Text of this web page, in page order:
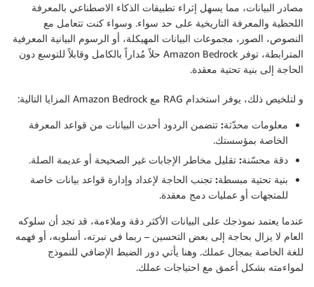
مصادر البيانات، مما يسهل إثراء تطبيقات الذكاء الاصطناعي بالمعرفة
اللحظية والمعرفة التاريخية على حد سواء. وسواء كنت تتعامل مع
النصوص، الصور، مجموعات البيانات المهيكلة، أو الرسوم البيانية المعرفية
المترابطة، توفر Amazon Bedrock حلاً مُداراً بالكامل وقابلاً للتوسع دون
الحاجة إلى بنية تحتية معقدة.
و لتلخيص ذلك، يوفر استخدام RAG مع Amazon Bedrock المزايا التالية:
معلومات محدّثة: تتضمن الردود أحدث البيانات من قواعد المعرفة
الخاصة بمؤسستك.
دقة محسّنة: تقليل مخاطر الإجابات غير الصحيحة أو عديمة الصلة.
بنية تحتية مبسطة: تجنب الحاجة لإعداد وإدارة قواعد بيانات خاصة
للمتجهات أو عمليات دمج معقدة.
عندما يعتمد نموذجك على البيانات الأكثر دقة وملاءمة، قد تجد أن سلوكه
العام لا يزال بحاجة إلى بعض التحسين – ربما في نبرته، أسلوبه، أو فهمه
للغة الخاصة بمجال عملك. وهنا يأتي دور الضبط الإضافي للنموذج
لمواءمته بشكل أعمق مع احتياجات عملك.